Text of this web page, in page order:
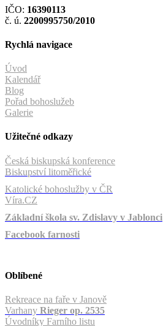
IČO: 16390113
č. ú. 2200995750/2010
Rychlá navigace
Úvod
Kalendář
Blog
Pořad bohoslužeb
Galerie
Užitečné odkazy
Česká biskupská konference
Biskupství litoměřické
Katolické bohoslužby v ČR
Víra.CZ
Základní škola sv. Zdislavy v Jablonci
Facebook farnosti
Oblíbené
Rekreace na faře v Janově
Varhany Rieger op. 2535
Úvodníky Farního listu